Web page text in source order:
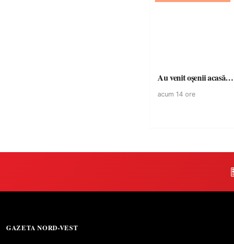
Au venit oșenii acasă…
acum 14 ore
GAZETA NORD-VEST